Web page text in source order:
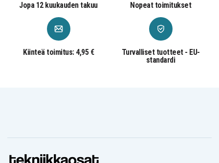
Jopa 12 kuukauden takuu Nopeat toimitukset
Kiinteä toimitus: 4,95 €
Turvalliset tuotteet - EU-
standardi